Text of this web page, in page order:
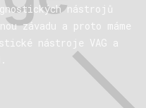
nástrojů
závadu a proto máme
nástroje VAG a